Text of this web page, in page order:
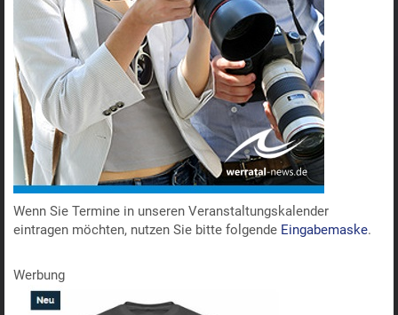
Wenn Sie Termine in unseren Veranstaltungskalender
eintragen möchten, nutzen Sie bitte folgende Eingabemaske.
Werbung